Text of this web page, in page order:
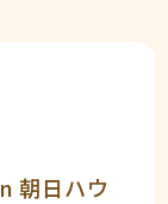
朝日ハウ